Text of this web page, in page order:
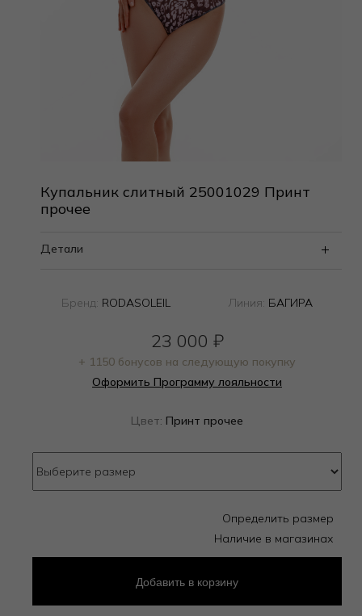
Купальник слитный 25001029 Принт
прочее
Детали
Бренд: RODASOLEIL Линия: БАГИРА
23 000 ₽
+ 1150 бонусов на следующую покупку
Оформить Программу лояльности
Цвет: Принт прочее
Определить размер
Наличие в магазинах
Добавить в корзину